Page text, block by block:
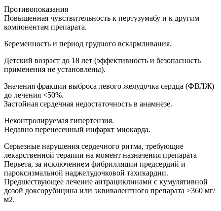
Противопоказания
Повышенная чувствительность к пертузумабу и к другим
компонентам препарата.
Беременность и период грудного вскармливания.
Детский возраст до 18 лет (эффективность и безопасность
применения не установлены).
Значения фракции выброса левого желудочка сердца (ФВЛЖ)
до лечения <50%.
Застойная сердечная недостаточность в анамнезе.
Неконтролируемая гипертензия.
Недавно перенесенный инфаркт миокарда.
Серьезные нарушения сердечного ритма, требующие
лекарственной терапии на момент назначения препарата
Перьета, за исключением фибрилляции предсердий и
пароксизмальной наджелудочковой тахикардии.
Предшествующее лечение антрациклинами с кумулятивной
дозой доксорубицина или эквивалентного препарата >360 мг/
м2.